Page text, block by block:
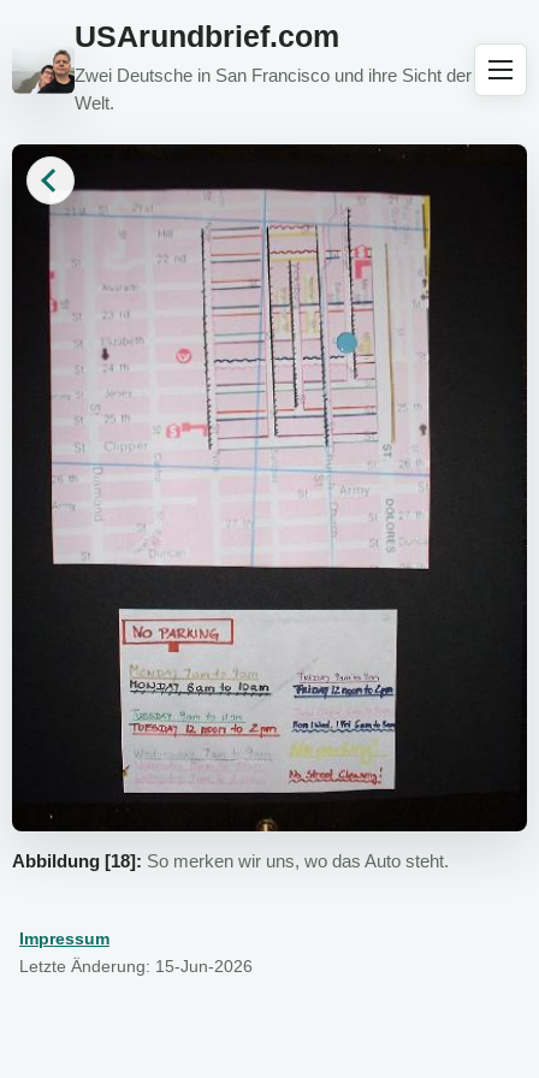
USArundbrief.com
Zwei Deutsche in San Francisco und ihre Sicht der
Welt.
Abbildung [18]: So merken wir uns, wo das Auto steht.
Impressum
Letzte Änderung: 15-Jun-2026